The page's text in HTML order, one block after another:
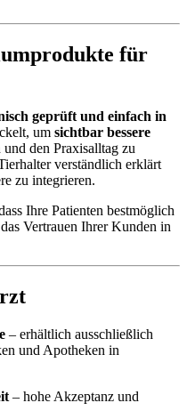
für
geprüft und einfach in
um sichtbar bessere
und den Praxisalltag zu
verständlich erklärt
zu integrieren.
Ihre Patienten bestmöglich
Vertrauen Ihrer Kunden in
– erhältlich ausschließlich
und Apotheken in
– hohe Akzeptanz und